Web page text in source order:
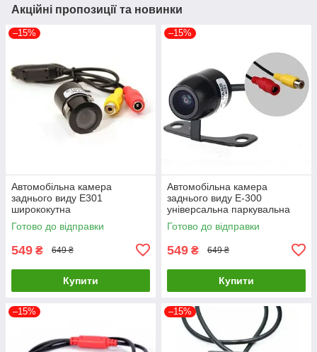
Акційні пропозиції та новинки
–15%
Автомобільна камера
заднього виду E301
ширококутна
Готово до відправки
549 ₴ 649 ₴
Купити
–15%
Автомобільна камера
заднього виду E-300
універсальна паркувальна
Готово до відправки
549 ₴ 649 ₴
Купити
–15% –15%